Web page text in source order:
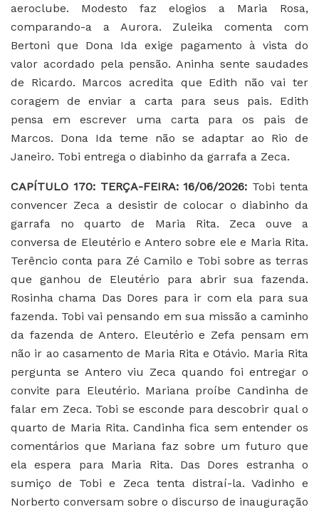
aeroclube. Modesto faz elogios a Maria Rosa,
comparando-a a Aurora. Zuleika comenta com
Bertoni que Dona Ida exige pagamento à vista do
valor acordado pela pensão. Aninha sente saudades
de Ricardo. Marcos acredita que Edith não vai ter
coragem de enviar a carta para seus pais. Edith
pensa em escrever uma carta para os pais de
Marcos. Dona Ida teme não se adaptar ao Rio de
Janeiro. Tobi entrega o diabinho da garrafa a Zeca.
CAPÍTULO 170: TERÇA-FEIRA: 16/06/2026: Tobi tenta
convencer Zeca a desistir de colocar o diabinho da
garrafa no quarto de Maria Rita. Zeca ouve a
conversa de Eleutério e Antero sobre ele e Maria Rita.
Terêncio conta para Zé Camilo e Tobi sobre as terras
que ganhou de Eleutério para abrir sua fazenda.
Rosinha chama Das Dores para ir com ela para sua
fazenda. Tobi vai pensando em sua missão a caminho
da fazenda de Antero. Eleutério e Zefa pensam em
não ir ao casamento de Maria Rita e Otávio. Maria Rita
pergunta se Antero viu Zeca quando foi entregar o
convite para Eleutério. Mariana proíbe Candinha de
falar em Zeca. Tobi se esconde para descobrir qual o
quarto de Maria Rita. Candinha fica sem entender os
comentários que Mariana faz sobre um futuro que
ela espera para Maria Rita. Das Dores estranha o
sumiço de Tobi e Zeca tenta distraí-la. Vadinho e
Norberto conversam sobre o discurso de inauguração